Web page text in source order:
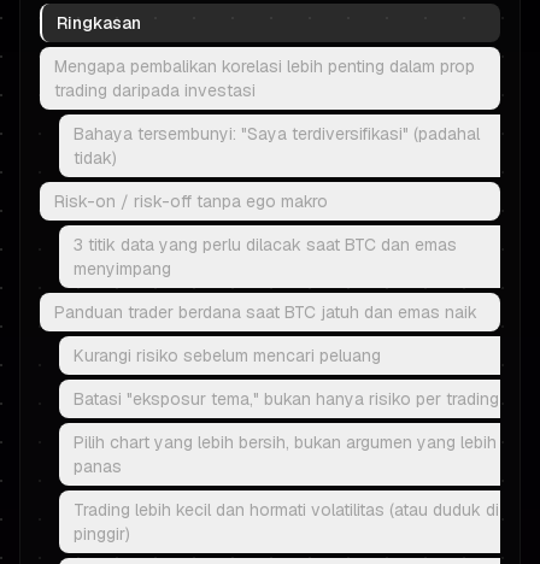
Ringkasan
Mengapa pembalikan korelasi lebih penting dalam prop
trading daripada investasi
Bahaya tersembunyi: "Saya terdiversifikasi" (padahal
tidak)
Risk-on / risk-off tanpa ego makro
3 titik data yang perlu dilacak saat BTC dan emas
menyimpang
Panduan trader berdana saat BTC jatuh dan emas naik
Kurangi risiko sebelum mencari peluang
Batasi "eksposur tema," bukan hanya risiko per trading
Pilih chart yang lebih bersih, bukan argumen yang lebih
panas
Trading lebih kecil dan hormati volatilitas (atau duduk di
pinggir)